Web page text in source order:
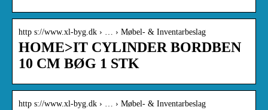
http s://www.xl-byg.dk › … › Møbel- & Inventarbeslag
HOME>IT CYLINDER BORDBEN
10 CM BØG 1 STK
http s://www.xl-byg.dk › … › Møbel- & Inventarbeslag